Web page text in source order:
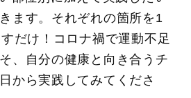
ます。それぞれの箇所を1
だけ！コロナ禍で運動不足
、自分の健康と向き合うチ
から実践してみてくださ